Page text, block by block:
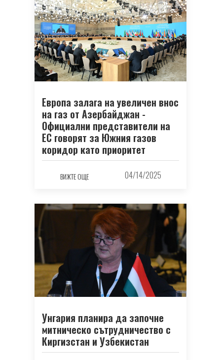
Европа залага на увеличен внос
на газ от Азербайджан -
Официални представители на
ЕС говорят за Южния газов
коридор като приоритет
ВИЖТЕ ОЩЕ 04/14/2025
Унгария планира да започне
митническо сътрудничество с
Киргизстан и Узбекистан